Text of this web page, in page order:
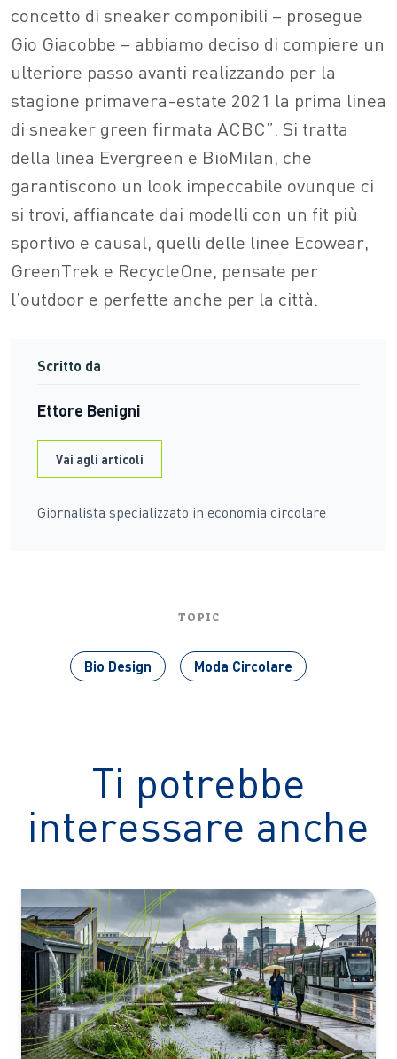
concetto di sneaker componibili – prosegue
Gio Giacobbe – abbiamo deciso di compiere un
ulteriore passo avanti realizzando per la
stagione primavera-estate 2021 la prima linea
di sneaker green firmata ACBC”. Si tratta
della linea Evergreen e BioMilan, che
garantiscono un look impeccabile ovunque ci
si trovi, affiancate dai modelli con un fit più
sportivo e causal, quelli delle linee Ecowear,
GreenTrek e RecycleOne, pensate per
l’outdoor e perfette anche per la città.
Scritto da
Ettore Benigni
Vai agli articoli
Giornalista specializzato in economia circolare
TOPIC
Bio Design Moda Circolare
Ti potrebbe
interessare anche